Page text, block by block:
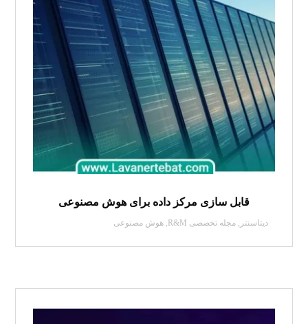
قابل سازی مرکز داده برای هوش مصنوعی
دیتاسنتر ,مجله تخصصی R&M ,هوش مصنوعی